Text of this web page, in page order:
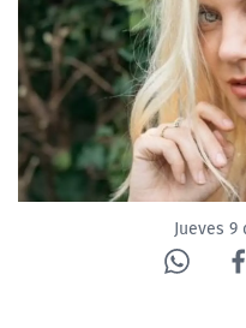
NTV
ACTUALIDAD Y
CORPORATIVO Y
CANAL DE DENUNCIAS
ÁREA DE PROYECTOS
Jueves